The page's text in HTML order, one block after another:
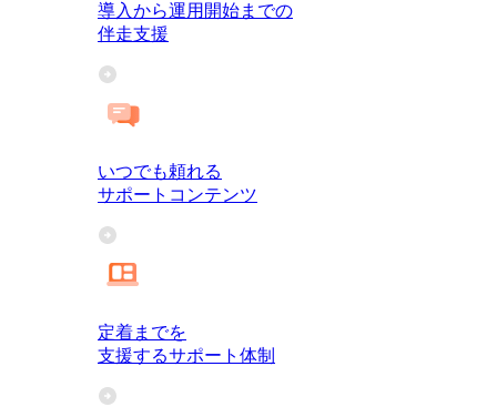
導入から運用開始までの
伴走支援
いつでも頼れる
サポートコンテンツ
定着までを
支援するサポート体制